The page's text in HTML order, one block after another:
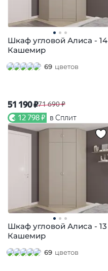
Шкаф угловой Алиса - 14
Кашемир
69 цветов
51 190 ₽71 690 ₽
12 798 ₽ в Сплит
Шкаф угловой Алиса - 13
Кашемир
69 цветов